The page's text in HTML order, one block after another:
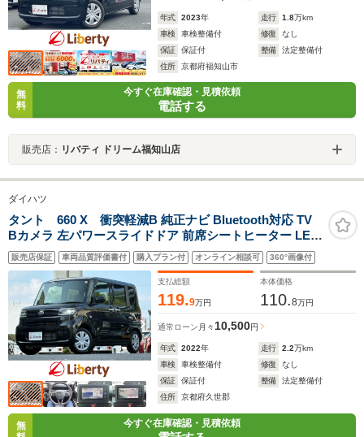
年式 2023年 走行 1.8万km
車検
車検整備付 修復
なし
保証
保証付 整備
法定整備付
住所
京都府福知山市
無
料
今すぐ在庫確認・見積依頼
電話する
販売店： リバティ ドリーム福知山店
ダイハツ
タント 660 X 衝突軽減B 純正ナビ Bluetooth対応 TV
Bカメラ 左パワースライドドア 前席シートヒーター LED
ヘッドライト スマートキー プッシュスタート アイドリン
グストップ 障害物センサー オートエアコン
販売店保証 車両品質評価書付 購入プラン付 オンライン相談可 360°画像付
支払総額
119.9万円
本体価格
110.8万円
通常ローン 月々10,500円
年式 2022年 走行 2.2万km
車検
車検整備付 修復
なし
保証
保証付 整備
法定整備付
住所
京都府久世郡
無
今すぐ在庫確認・見積依頼